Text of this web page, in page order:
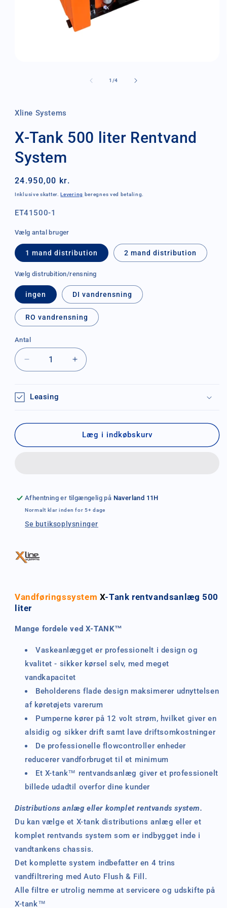
1 /af
4
Xline Systems
X-Tank 500 liter Rentvand
System
Normalpris
24.950,00 kr.
Inklusive skatter.Levering beregnes ved betaling.
SKU:
ET41500-1
Vælg antal bruger
1 mand distribution 2 mand distribution
Vælg distrubition/rensning
ingen DI vandrensning
RO vandrensning
Antal
Antal
Reducer
antallet
X-
System
Øg
antallet
Rentvand
System
Leasing
Læg i indkøbskurv
Afhentning er tilgængelig på Naverland 11H
Normalt klar inden for 5+ dage
Se butiksoplysninger
Vandføringssystem X-Tank rentvandsanlæg 500
liter
Mange fordele ved X-TANK™
Vaskeanlægget er professionelt i design og
kvalitet - sikker kørsel selv, med meget
vandkapacitet
Beholderensflade design maksimerer udnyttelsen
af køretøjets varerum
Pumperne kører på 12 volt strøm, hvilket giver en
alsidig og sikker drift samt lave driftsomkostninger
De professionelle flowcontroller enheder
reducerer vandforbruget til et minimum
Et X-tank™ rentvandsanlæg giveret professionelt
billede udadtil overfor dine kunder
Distributions anlæg eller komplet rentvands system.
Du kan vælge et X-tank distributions anlæg eller et
komplet rentvands system som er indbygget inde i
vandtankens chassis.
Det komplette system indbefatter en 4 trins
vandfiltrering med Auto Flush & Fill.
Alle filtre er utrolig nemme at servicere og udskifte på
X-tank™